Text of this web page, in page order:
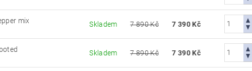
mix
Skladem 7 890 Kč 7 390 Kč
Skladem 7 890 Kč 7 390 Kč